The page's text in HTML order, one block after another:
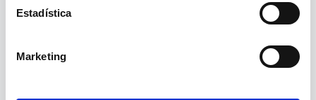
Estadística
Marketing